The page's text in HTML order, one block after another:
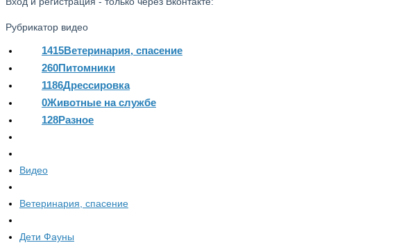
Рубрикатор видео
1415Ветеринария, спасение
260Питомники
1186Дрессировка
0Животные на службе
128Разное
Видео
Ветеринария, спасение
Дети Фауны